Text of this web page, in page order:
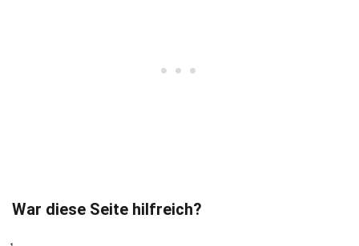
War diese Seite hilfreich?